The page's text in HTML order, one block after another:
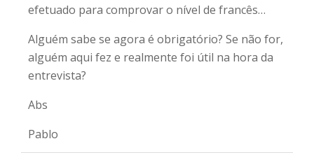
efetuado para comprovar o nível de francês…
Alguém sabe se agora é obrigatório? Se não for,
alguém aqui fez e realmente foi útil na hora da
entrevista?
Abs
Pablo